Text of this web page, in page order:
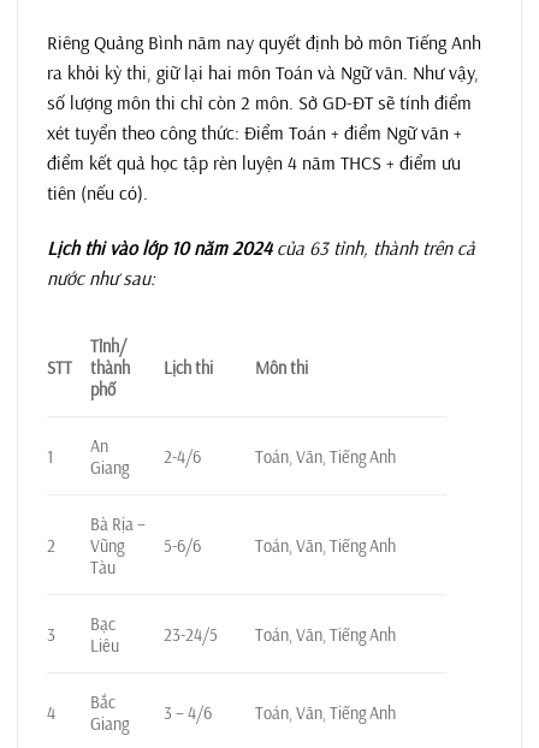
Riêng Quảng Bình năm nay quyết định bỏ môn Tiếng Anh
ra khỏi kỳ thi, giữ lại hai môn Toán và Ngữ văn. Như vậy,
số lượng môn thi chỉ còn 2 môn. Sở GD-ĐT sẽ tính điểm
xét tuyển theo công thức: Điểm Toán + điểm Ngữ văn +
điểm kết quả học tập rèn luyện 4 năm THCS + điểm ưu
tiên (nếu có).
Lịch thi vào lớp 10 năm 2024của 63 tỉnh, thành trên cả
nước như sau:
STT
Tỉnh/
thành
phố
Lịch thi Môn thi
1
An
Giang
2-4/6 Toán, Văn, Tiếng Anh
2
Bà Rịa –
Vũng
Tàu
5-6/6 Toán, Văn, Tiếng Anh
3
Bạc
Liêu
23-24/5 Toán, Văn, Tiếng Anh
4
Bắc
Giang
3 – 4/6 Toán, Văn, Tiếng Anh